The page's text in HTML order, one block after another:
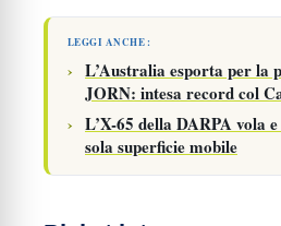
LEGGI ANCHE :
L’Australia esporta per
JORN: intesa record col
L’X-65 della DARPA vola
sola superficie mobile